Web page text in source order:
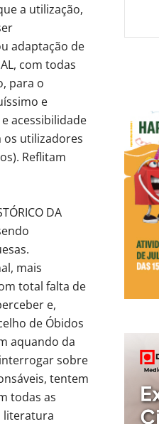
a utilização,
adaptação de
com todas
para o
e
acessibilidade
os utilizadores
Reflitam
DA
mais
total falta de
e,
de Óbidos
aquando da
interrogar sobre
tentem
todas as
literatura